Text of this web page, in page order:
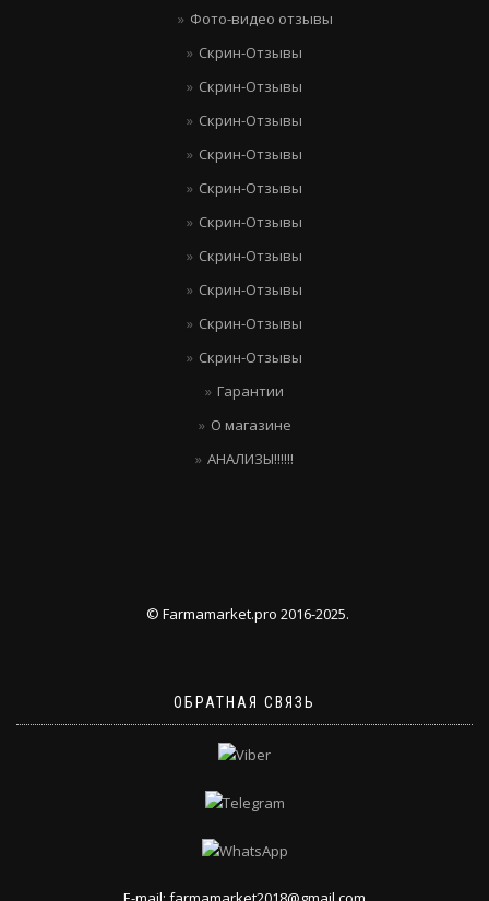
Фото-видео отзывы
Скрин-Отзывы
Скрин-Отзывы
Скрин-Отзывы
Скрин-Отзывы
Скрин-Отзывы
Скрин-Отзывы
Скрин-Отзывы
Скрин-Отзывы
Скрин-Отзывы
Скрин-Отзывы
Гарантии
О магазине
АНАЛИЗЫ!!!!!!
© Farmamarket.pro 2016-2025.
ОБРАТНАЯ СВЯЗЬ